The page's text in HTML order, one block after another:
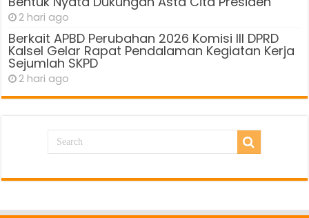
2 hari ago
Berkait APBD Perubahan 2026 Komisi III DPRD
Kalsel Gelar Rapat Pendalaman Kegiatan Kerja
Sejumlah SKPD
2 hari ago